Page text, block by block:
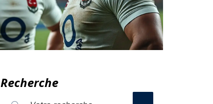
Recherche